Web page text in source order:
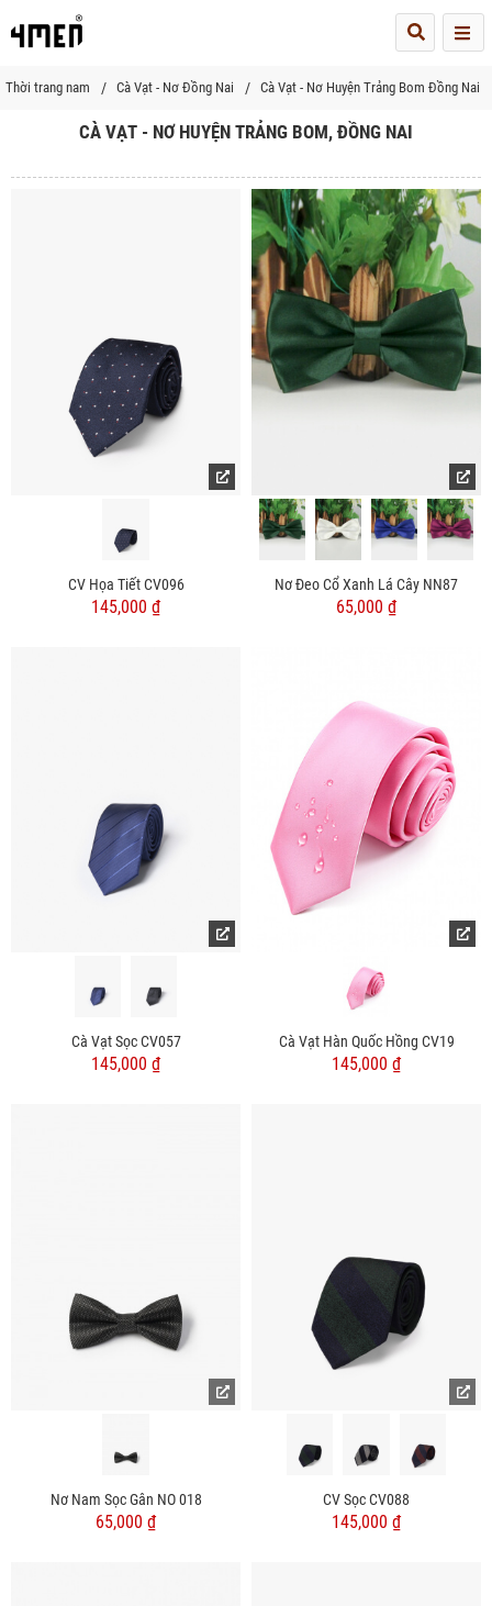
Thời trang nam Cà Vạt - Nơ Đồng Nai Cà Vạt - Nơ Huyện Trảng Bom Đồng Nai
CÀ VẠT - NƠ HUYỆN TRẢNG BOM, ĐỒNG NAI
CV Họa Tiết CV096
145,000 ₫
Nơ Đeo Cổ Xanh Lá Cây NN87
65,000 ₫
Cà Vạt Sọc CV057
145,000 ₫
Cà Vạt Hàn Quốc Hồng CV19
145,000 ₫
Nơ Nam Sọc Gân NO 018
65,000 ₫
CV Sọc CV088
145,000 ₫